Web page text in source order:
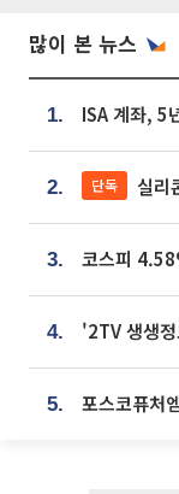
많이 본 뉴스
1. ISA 계좌, 5
2. 단독 실리콘
3. 코스피
4.
5.